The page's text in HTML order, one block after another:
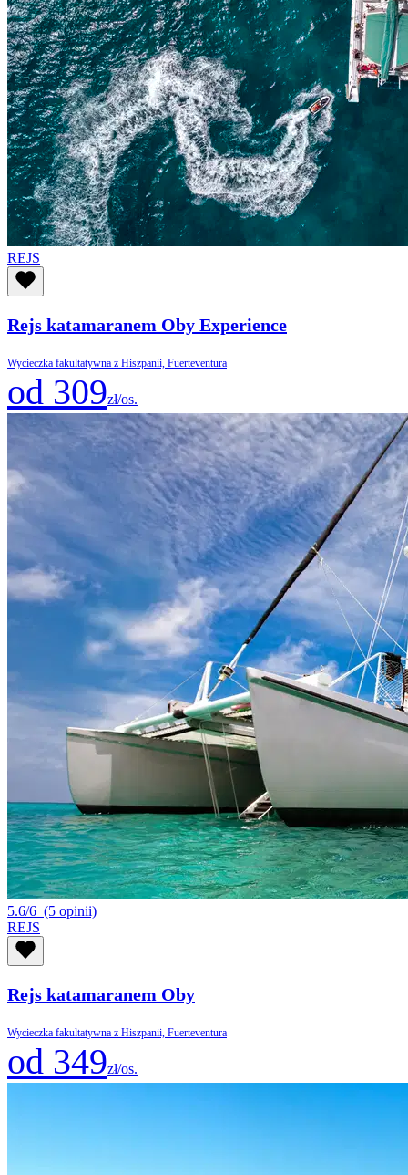
REJS
Rejs katamaranem Oby Experience
Wycieczka fakultatywna z Hiszpanii, Fuerteventura
od 309zł/os.
5.6/6 (5 opinii)
REJS
Rejs katamaranem Oby
Wycieczka fakultatywna z Hiszpanii, Fuerteventura
od 349zł/os.